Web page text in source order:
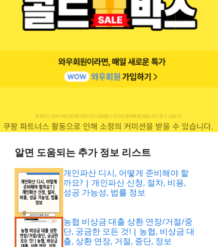
알면 도움되는 추가 정보 리스트
개인파산 디시, 어떻게 준비해야 할
까요? | 개인파산 신청, 절차, 비용,
성공 가능성, 법률 정보
농협 비상금 대출 상환 연장/거절/중
단, 궁금한 모든 것! | 농협, 비상금 대
출, 상환 연장, 거절, 중단, 정보